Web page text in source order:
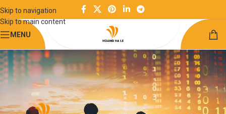
Skip to navigation
Skip to main content
MENU